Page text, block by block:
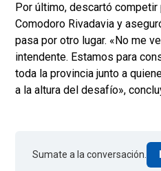
Por último, descartó
Comodoro Rivadavia y
pasa por otro lugar. «No me
intendente. Estamos para
toda la provincia junto a
a la altura del desafío»,
Sumate a la conversación.